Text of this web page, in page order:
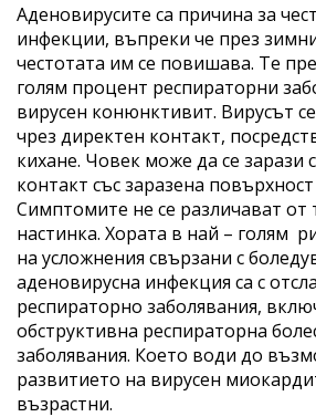
Аденовирусите са причина за
инфекции, въпреки че през
честотата им се повишава. Те
голям процент респираторни
вирусен конюнктивит. Вирусът
чрез директен контакт,
кихане. Човек може да се зарази
контакт със заразена
Симптомите не се различават от
настинка. Хората в най – голям
на усложнения свързани с
аденовирусна инфекция са с
респираторно заболявания,
обструктивна респираторна
заболявания. Което води до
развитието на вирусен
възрастни.